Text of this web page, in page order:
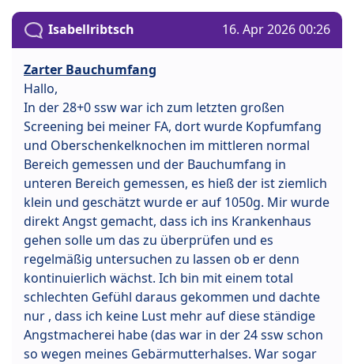
Isabellribtsch 16. Apr 2026 00:26
Zarter Bauchumfang
Hallo,
In der 28+0 ssw war ich zum letzten großen
Screening bei meiner FA, dort wurde Kopfumfang
und Oberschenkelknochen im mittleren normal
Bereich gemessen und der Bauchumfang in
unteren Bereich gemessen, es hieß der ist ziemlich
klein und geschätzt wurde er auf 1050g. Mir wurde
direkt Angst gemacht, dass ich ins Krankenhaus
gehen solle um das zu überprüfen und es
regelmäßig untersuchen zu lassen ob er denn
kontinuierlich wächst. Ich bin mit einem total
schlechten Gefühl daraus gekommen und dachte
nur , dass ich keine Lust mehr auf diese ständige
Angstmacherei habe (das war in der 24 ssw schon
so wegen meines Gebärmutterhalses. War sogar